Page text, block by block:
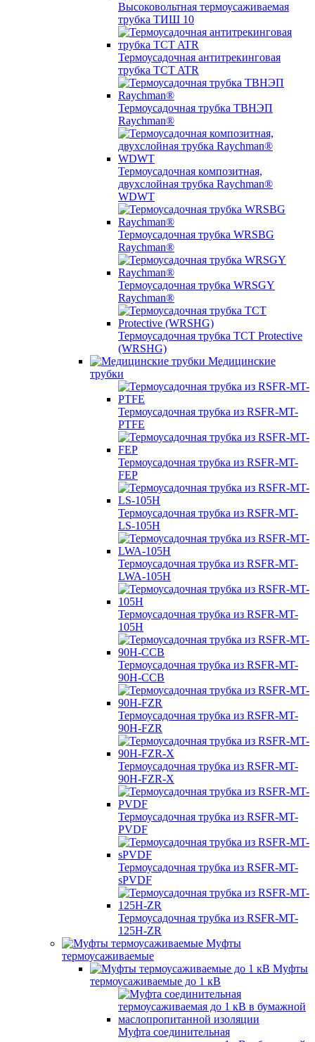
Высоковольтная термоусаживаемая
трубка ТИШ 10
Термоусадочная антитрекинговая
трубка TCT ATR
Термоусадочная трубка ТВНЭП
Raychman®
Термоусадочная композитная,
двухслойная трубка Raychman®
WDWT
Термоусадочная трубка WRSBG
Raychman®
Термоусадочная трубка WRSGY
Raychman®
Термоусадочная трубка TCT Protective
(WRSHG)
Медицинские
трубки
Термоусадочная трубка из RSFR-MT-
PTFE
Термоусадочная трубка из RSFR-MT-
FEP
Термоусадочная трубка из RSFR-MT-
LS-105H
Термоусадочная трубка из RSFR-MT-
LWA-105H
Термоусадочная трубка из RSFR-MT-
105H
Термоусадочная трубка из RSFR-MT-
90H-CCB
Термоусадочная трубка из RSFR-MT-
90H-FZR
Термоусадочная трубка из RSFR-MT-
90H-FZR-X
Термоусадочная трубка из RSFR-MT-
PVDF
Термоусадочная трубка из RSFR-MT-
sPVDF
Термоусадочная трубка из RSFR-MT-
125H-ZR
Муфты
термоусаживаемые
Муфты
термоусаживаемые до 1 кВ
Муфта соединительная